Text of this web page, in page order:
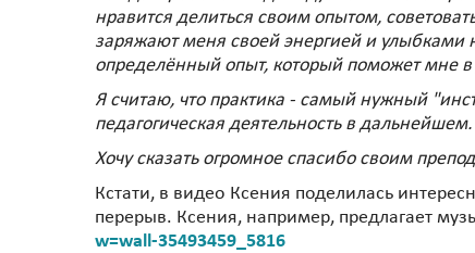
нравится делиться своим опытом,
заряжают меня своей энергией и улыбками
определённый опыт, который поможет мне
Я считаю, что практика - самый нужный
педагогическая деятельность в дальнейшем.
Хочу сказать огромное спасибо своим
Кстати, в видео Ксения поделилась
перерыв. Ксения, например, предлагает
w=wall-35493459_5816